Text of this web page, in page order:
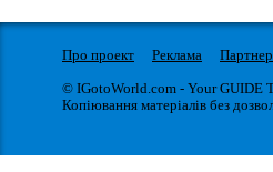
Про проект Реклама
© IGotoWorld.com - Your GUIDE
Копіювання матеріалів без